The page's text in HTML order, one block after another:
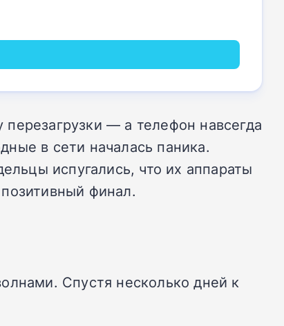
— а телефон навсегда
в сети началась паника.
испугались, что их аппараты
финал.
Спустя несколько дней к